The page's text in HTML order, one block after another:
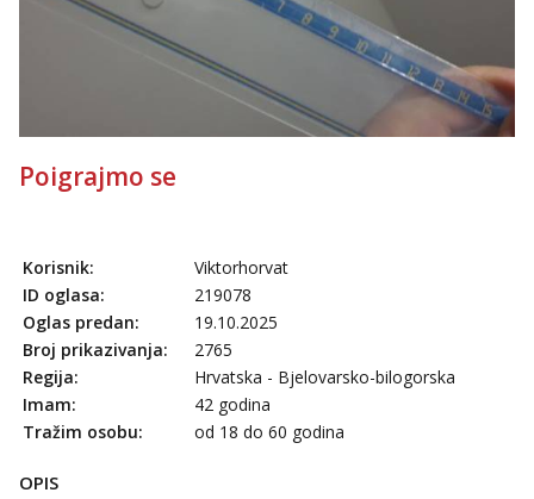
Ivančica
Čekam tvoj poziv!
064/677-677 - Kod: #108
tel:0,93€ - mob:1,12€ min
Anđela
Čekam tvoj poziv!
Poigrajmo se
Korisnik:
Viktorhorvat
ID oglasa:
219078
Oglas predan:
19.10.2025
Broj prikazivanja:
2765
Regija:
Hrvatska - Bjelovarsko-bilogorska
Imam:
42 godina
Tražim osobu:
od 18 do 60 godina
OPIS